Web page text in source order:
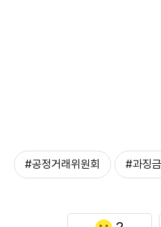
#공정거래위원회 #과징금